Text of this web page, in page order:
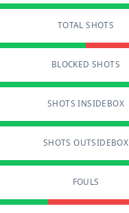
TOTAL SHOTS
BLOCKED SHOTS
SHOTS INSIDEBOX
SHOTS OUTSIDEBOX
FOULS